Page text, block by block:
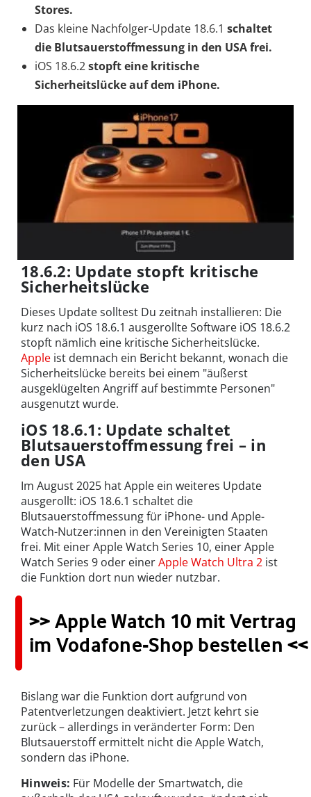
Stores.
Das kleine Nachfolger-Update 18.6.1 schaltet
die Blutsauerstoffmessung in den USA frei.
iOS 18.6.2stopft eine kritische
Sicherheitslücke auf dem iPhone.
18.6.2: Update stopft kritische
Sicherheitslücke
Dieses Update solltest Du zeitnah installieren: Die
kurz nach iOS 18.6.1 ausgerollte Software iOS 18.6.2
stopft nämlich eine kritische Sicherheitslücke.
Apple ist demnach ein Bericht bekannt, wonach die
Sicherheitslücke bereits bei einem "äußerst
ausgeklügelten Angriff auf bestimmte Personen"
ausgenutzt wurde.
iOS 18.6.1: Update schaltet
Blutsauerstoffmessung frei – in
den USA
Im August 2025 hat Apple ein weiteres Update
ausgerollt: iOS 18.6.1 schaltet die
Blutsauerstoffmessung für iPhone- und Apple-
Watch-Nutzer:innen in den Vereinigten Staaten
frei. Mit einer Apple Watch Series 10, einer Apple
Watch Series 9 oder einerApple Watch Ultra 2 ist
die Funktion dort nun wieder nutzbar.
>> Apple Watch 10 mit Vertrag
im Vodafone-Shop bestellen <<
Bislang war die Funktion dort aufgrund von
Patentverletzungen deaktiviert. Jetzt kehrt sie
zurück – allerdings in veränderter Form: Den
Blutsauerstoff ermittelt nicht die Apple Watch,
sondern das iPhone.
Hinweis: Für Modelle der Smartwatch, die